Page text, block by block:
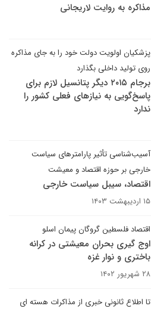
مذاکره به روایت لاریجانی
پزشکیان اولویت دولت خود را به جای مذاکره
روی تولید داخلی بگذارد
برجام ۲۰۱۵ دیگر پتانسیل لازم برای
پاسخ‌گویی به نیازهای فعلی کشور را
ندارد
آسیب‌شناسی تأثیر پارامترهای سیاست
خارجی بر حوزه اقتصاد و معیشت
اقتصاد، سیبل سیاست خارجی
۱۵ اردیبهشت ۱۴۰۳
اقتصاد فلسطین گروگان پیمان اسلو
اوج گیری بحران معیشتی در کرانه
باختری و نوار غزه
۲۸ شهریور ۱۴۰۲
تا اطلاع ثانونی خبری از مذاکرات هسته ای